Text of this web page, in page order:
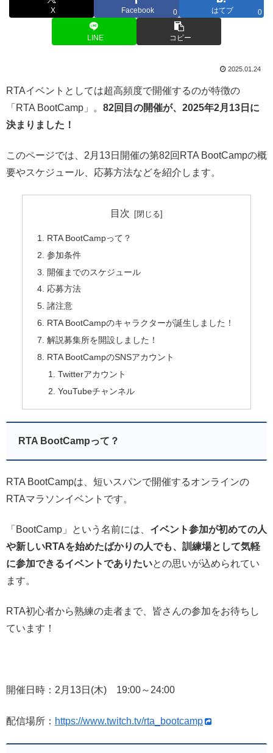
X Facebook 0 はてブ 0
LINE コピー
2025.01.24
RTAイベントとしては超高頻度で開催するのが特徴の
「RTA BootCamp」。 82回目の開催が、2025年2月13日に
決まりました！
このページでは、2月13日開催の第82回RTA BootCampの概
要やスケジュール、応募方法などを紹介します。
目次
RTA BootCampって？
参加条件
開催までのスケジュール
応募方法
諸注意
RTA BootCampのキャラクターが誕生しました！
解説募集所を開設しました！
RTA BootCampのSNSアカウント
Twitterアカウント
YouTubeチャンネル
RTA BootCampって？
RTA BootCampは、短いスパンで開催するオンラインの
RTAマラソンイベントです。
「BootCamp」という名前には、 イベント参加が初めての人
や新しいRTAを始めたばかりの人でも、訓練場として気軽
に参加できるイベントでありたいとの思いが込められてい
ます。
RTA初心者から熟練の走者まで、皆さんの参加をお待ちし
ています！
開催日時：2月13日(木) 19:00～24:00
配信場所： https://www.twitch.tv/rta_bootcamp